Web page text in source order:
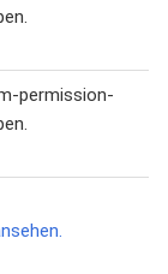
permission-